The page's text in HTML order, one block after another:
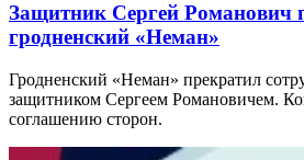
Защитник Сергей Романович
гродненский «Неман»
Гродненский «Неман» прекратил
защитником Сергеем Романовичем.
соглашению сторон.